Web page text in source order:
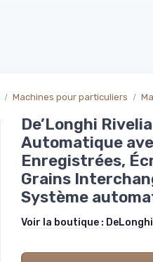
Machines pour particuliers
De’Longhi
Automatique
Enregistrées,
Grains
Système
Voir la boutique : DeLonghi